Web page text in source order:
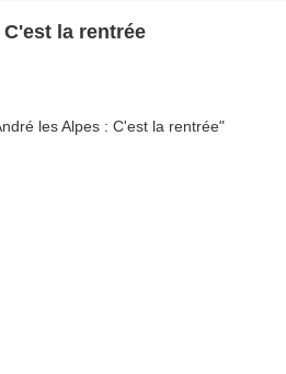
St André les Alpes : C'est la rentrée